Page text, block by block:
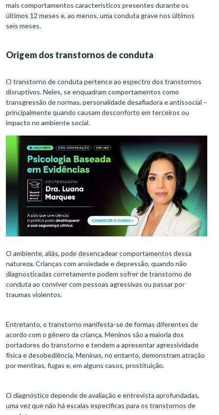
mais comportamentos característicos presentes durante os
últimos 12 meses e, ao menos, uma conduta grave nos últimos
seis meses.
Origem dos transtornos de conduta
O transtorno de conduta pertence ao espectro dos transtornos
disruptivos. Neles, se enquadram comportamentos como
transgressão de normas, personalidade desafiadora e antissocial –
principalmente quando causam desconforto em terceiros ou
impacto no ambiente social.
O ambiente, aliás, pode desencadear comportamentos dessa
natureza. Crianças com ansiedade e depressão, quando não
diagnosticadas corretamente podem sofrer de transtorno de
conduta ao conviver com pessoas agressivas ou passar por
traumas violentos.
Entretanto, o transtorno manifesta-se de formas diferentes de
acordo com o gênero da criança. Meninos são a maioria dos
portadores do transtorno e tendem a apresentar agressividade
física e desobediência. Meninas, no entanto, demonstram atração
por mentiras, fugas e, em alguns casos, prostituição.
O diagnóstico depende de avaliação e entrevista aprofundadas,
uma vez que não há escalas específicas para os transtornos de